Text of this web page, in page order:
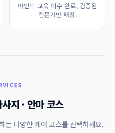
마인드 교육 이수 완료, 검증된
전문가만 배정.
지 · 안마 코스
는 다양한 케어 코스를 선택하세요.